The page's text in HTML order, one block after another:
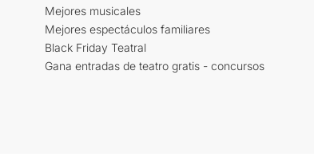
Mejores musicales
Mejores espectáculos familiares
Black Friday Teatral
Gana entradas de teatro gratis - concursos